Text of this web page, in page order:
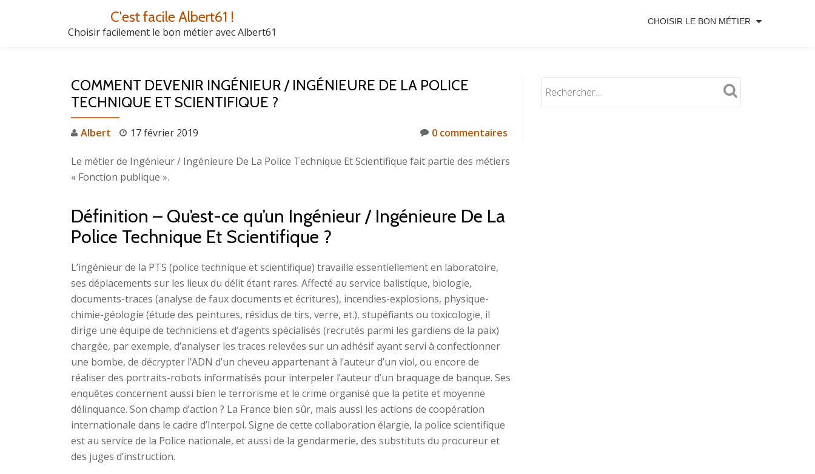
C'est facile Albert61 !
Choisir facilement le bon métier avec Albert61
CHOISIR LE BON MÉTIER
COMMENT DEVENIR INGÉNIEUR / INGÉNIEURE DE LA POLICE
TECHNIQUE ET SCIENTIFIQUE ?
Albert 17 février 2019 0 commentaires
Le métier de Ingénieur / Ingénieure De La Police Technique Et Scientifique fait partie des métiers
« Fonction publique ».
Définition – Qu’est-ce qu’un Ingénieur / Ingénieure De La
Police Technique Et Scientifique ?
L’ingénieur de la PTS (police technique et scientifique) travaille essentiellement en laboratoire,
ses déplacements sur les lieux du délit étant rares. Affecté au service balistique, biologie,
documents-traces (analyse de faux documents et écritures), incendies-explosions, physique-
chimie-géologie (étude des peintures, résidus de tirs, verre, et.), stupéfiants ou toxicologie, il
dirige une équipe de techniciens et d’agents spécialisés (recrutés parmi les gardiens de la paix)
chargée, par exemple, d’analyser les traces relevées sur un adhésif ayant servi à confectionner
une bombe, de décrypter l’ADN d’un cheveu appartenant à l’auteur d’un viol, ou encore de
réaliser des portraits-robots informatisés pour interpeler l’auteur d’un braquage de banque. Ses
enquêtes concernent aussi bien le terrorisme et le crime organisé que la petite et moyenne
délinquance. Son champ d’action ? La France bien sûr, mais aussi les actions de coopération
internationale dans le cadre d’Interpol. Signe de cette collaboration élargie, la police scientifique
est au service de la Police nationale, et aussi de la gendarmerie, des substituts du procureur et
des juges d’instruction.